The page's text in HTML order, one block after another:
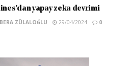
yapay zeka devrimi
ZÜLALOĞLU 29/04/2024 0